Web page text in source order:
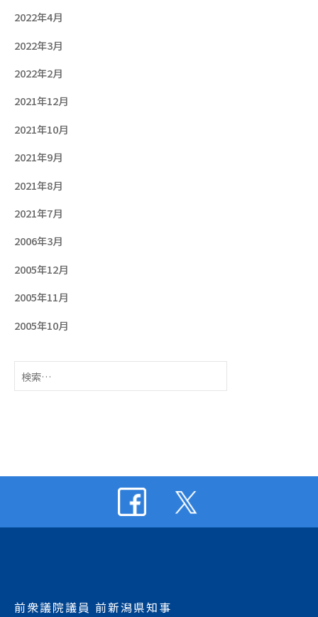
2022年4月
2022年3月
2022年2月
2021年12月
2021年10月
2021年9月
2021年8月
2021年7月
2006年3月
2005年12月
2005年11月
2005年10月
索:
前衆議院議員 前新潟県知事